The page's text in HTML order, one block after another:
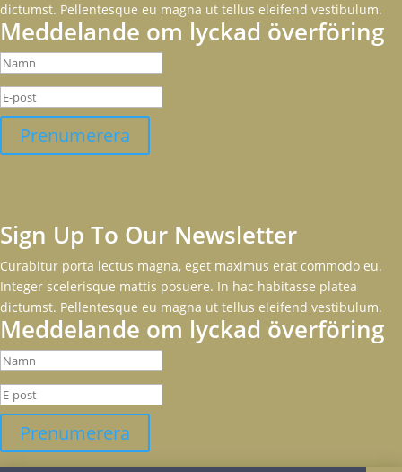
dictumst. Pellentesque eu magna ut tellus eleifend vestibulum.
Meddelande om lyckad överföring
Prenumerera
Sign Up To Our Newsletter
Curabitur porta lectus magna, eget maximus erat commodo eu.
Integer scelerisque mattis posuere. In hac habitasse platea
dictumst. Pellentesque eu magna ut tellus eleifend vestibulum.
Meddelande om lyckad överföring
Prenumerera